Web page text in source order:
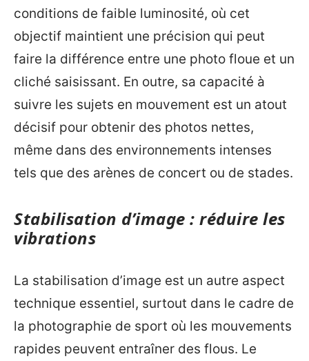
conditions de faible luminosité, où cet
objectif maintient une précision qui peut
faire la différence entre une photo floue et un
cliché saisissant. En outre, sa capacité à
suivre les sujets en mouvement est un atout
décisif pour obtenir des photos nettes,
même dans des environnements intenses
tels que des arènes de concert ou de stades.
Stabilisation d’image : réduire les
vibrations
La stabilisation d’image est un autre aspect
technique essentiel, surtout dans le cadre de
la photographie de sport où les mouvements
rapides peuvent entraîner des flous. Le